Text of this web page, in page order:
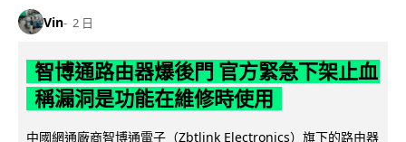
Vin 2 日
智博通路由器爆後門 官方緊急下架止血
稱漏洞是功能在維修時使用
中國網通廠商智博通電子（Zbtlink Electronics）旗下的路由器